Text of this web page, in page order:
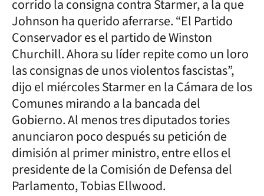
corrido la consigna contra Starmer, a la que
Johnson ha querido aferrarse. “El Partido
Conservador es el partido de Winston
Churchill. Ahora su líder repite como un loro
las consignas de unos violentos fascistas”,
dijo el miércoles Starmer en la Cámara de los
Comunes mirando a la bancada del
Gobierno. Al menos tres diputados tories
anunciaron poco después su petición de
dimisión al primer ministro, entre ellos el
presidente de la Comisión de Defensa del
Parlamento, Tobias Ellwood.